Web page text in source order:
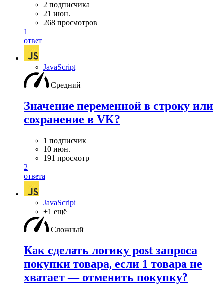
2 подписчика
21 июн.
268 просмотров
1
ответ
JavaScript
Средний
Значение переменной в строку или
сохранение в VK?
1 подписчик
10 июн.
191 просмотр
2
ответа
JavaScript
+1 ещё
Сложный
Как сделать логику post запроса
покупки товара, если 1 товара не
хватает — отменить покупку?